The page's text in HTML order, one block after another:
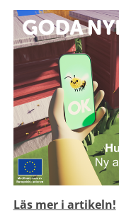
Läs mer i artikeln!